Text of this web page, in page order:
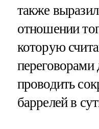
также
отношении
которую
проводить
баррелей в